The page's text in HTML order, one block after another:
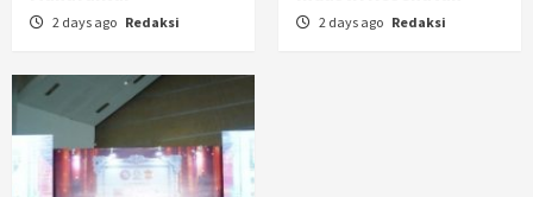
2 days ago Redaksi 2 days ago Redaksi